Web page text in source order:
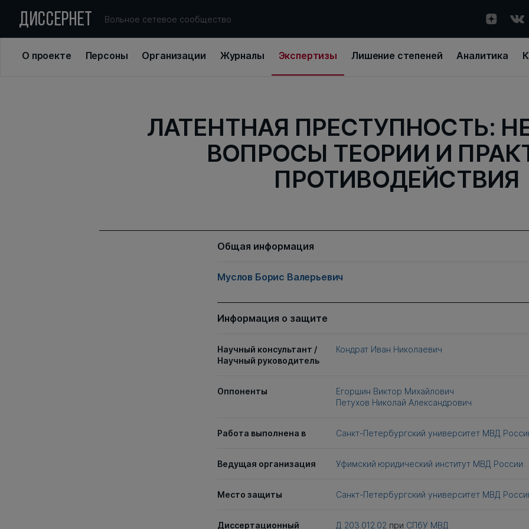
ДИССЕРНЕТ Вольное сетевое сообщество
О проекте Персоны Организации Журналы Экспертизы Лишение степеней Аналитика
ЛАТЕНТНАЯ ПРЕСТУПНОСТЬ:
ВОПРОСЫ ТЕОРИИ И
ПРОТИВОДЕЙСТВИЯ
Общая информация
Муслов Борис Валерьевич
Информация о защите
Научный консультант /
Научный руководитель
Кондрат Иван Николаевич
Оппоненты
Егоршин Виктор Михайлович
Петухов Николай Александрович
Работа выполнена в Санкт-Петербургский университет МВД
Ведущая организация Уфимский юридический институт МВД России
Место защиты Санкт-Петербургский университет МВД
Диссертационный Д 203.012.02 при СПбУ МВД